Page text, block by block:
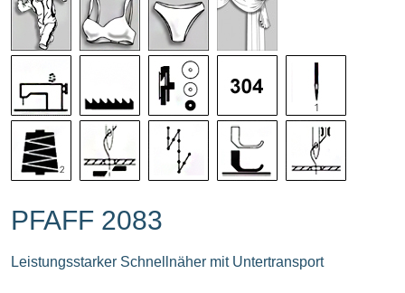
PFAFF 2083
Leistungsstarker Schnellnäher mit Untertransport